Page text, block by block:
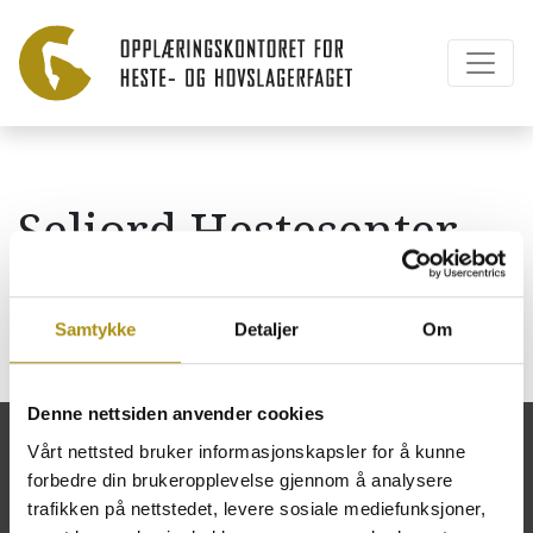
Samtykke Detaljer Om
Denne nettsiden anvender cookies
Vårt nettsted bruker informasjonskapsler for å kunne
forbedre din brukeropplevelse gjennom å analysere
trafikken på nettstedet, levere sosiale mediefunksjoner,
Seljord Hestesenter
AS